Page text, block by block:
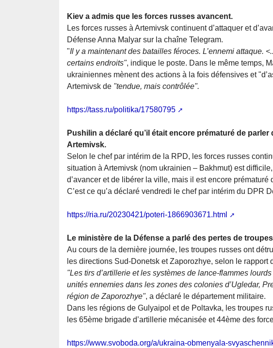
Kiev a admis que les forces russes avancent.
Les forces russes à Artemivsk continuent d’attaquer et
Défense Anna Malyar sur la chaîne Telegram.
"Il y a maintenant des batailles féroces. L’ennemi attaque.
certains endroits", indique le poste. Dans le même temps,
ukrainiennes mènent des actions à la fois défensives et
Artemivsk de "tendue, mais contrôlée".
https://tass.ru/politika/17580795
Pushilin a déclaré qu’il était encore prématuré de
Artemivsk.
Selon le chef par intérim de la RPD, les forces russes
situation à Artemivsk (nom ukrainien – Bakhmut) est
d’avancer et de libérer la ville, mais il est encore prématuré
C’est ce qu’a déclaré vendredi le chef par intérim du DPR
https://ria.ru/20230421/poteri-1866903671.html
Le ministère de la Défense a parlé des pertes de
Au cours de la dernière journée, les troupes russes ont
les directions Sud-Donetsk et Zaporozhye, selon le rapport
"Les tirs d’artillerie et les systèmes de lance-flammes
unités ennemies dans les zones des colonies d’Ugledar,
région de Zaporozhye", a déclaré le département militaire.
Dans les régions de Gulyaipol et de Poltavka, les troupes
les 65ème brigade d’artillerie mécanisée et 44ème des
https://www.svoboda.org/a/ukraina-obmenyala-